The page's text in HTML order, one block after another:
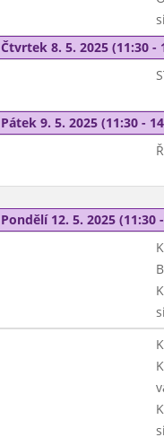
Čtvrtek 8. 5. 2025 (11:30 -
Pátek 9. 5. 2025 (11:30 -
Pondělí 12. 5. 2025 (11:30